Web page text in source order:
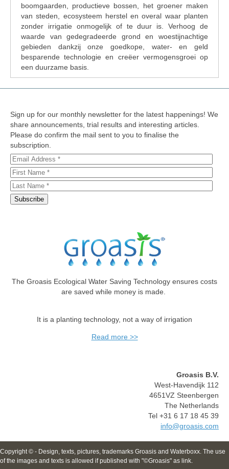
boomgaarden, productieve bossen, het groener maken
van steden, ecosysteem herstel en overal waar planten
zonder irrigatie onmogelijk of te duur is. Verhoog de
waarde van gedegradeerde grond en woestijnachtige
gebieden dankzij onze goedkope, water- en geld
besparende technologie en creëer vermogensgroei op
een duurzame basis.
Sign up for our monthly newsletter for the latest happenings! We
share announcements, trial results and interesting articles.
Please do confirm the mail sent to you to finalise the
subscription.
The Groasis Ecological Water Saving Technology ensures costs
are saved while money is made.
It is a planting technology, not a way of irrigation
Read more >>
Groasis B.V.
West-Havendijk 112
4651VZ Steenbergen
The Netherlands
Tel +31 6 17 18 45 39
info@groasis.com
Copyright © - Design, texts, pictures, trademarks Groasis and Waterboxx. The use
of the images and texts is allowed if published with "©Groasis" as link.